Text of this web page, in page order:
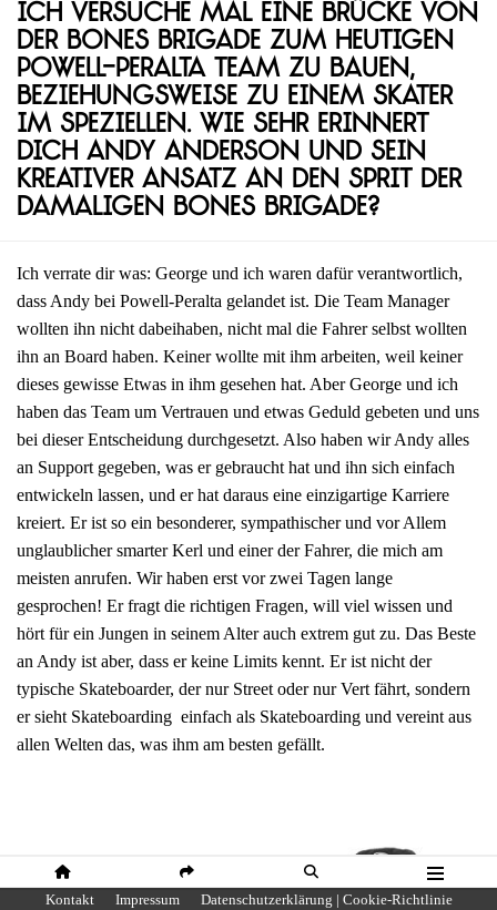
HOME SHARE SUCHE MENÜ
Ich versuche mal eine Brücke von
der Bones Brigade zum heutigen
Powell-Peralta Team zu bauen,
beziehungsweise zu einem Skater
im Speziellen. Wie sehr erinnert
dich Andy Anderson und sein
kreativer Ansatz an den Sprit der
damaligen Bones Brigade?
Ich verrate dir was: George und ich waren dafür verantwortlich,
dass Andy bei Powell-Peralta gelandet ist. Die Team Manager
wollten ihn nicht dabeihaben, nicht mal die Fahrer selbst wollten
ihn an Board haben. Keiner wollte mit ihm arbeiten, weil keiner
dieses gewisse Etwas in ihm gesehen hat. Aber George und ich
haben das Team um Vertrauen und etwas Geduld gebeten und uns
bei dieser Entscheidung durchgesetzt. Also haben wir Andy alles
an Support gegeben, was er gebraucht hat und ihn sich einfach
entwickeln lassen, und er hat daraus eine einzigartige Karriere
kreiert. Er ist so ein besonderer, sympathischer und vor Allem
unglaublicher smarter Kerl und einer der Fahrer, die mich am
meisten anrufen. Wir haben erst vor zwei Tagen lange
gesprochen! Er fragt die richtigen Fragen, will viel wissen und
hört für ein Jungen in seinem Alter auch extrem gut zu. Das Beste
an Andy ist aber, dass er keine Limits kennt. Er ist nicht der
typische Skateboarder, der nur Street oder nur Vert fährt, sondern
er sieht Skateboarding einfach als Skateboarding und vereint aus
allen Welten das, was ihm am besten gefällt.
Kontakt Impressum Datenschutzerklärung | Cookie-Richtlinie